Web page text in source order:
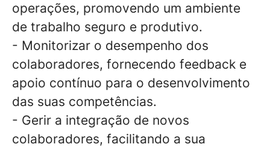
operações, promovendo um ambiente
de trabalho seguro e produtivo.
- Monitorizar o desempenho dos
colaboradores, fornecendo feedback e
apoio contínuo para o desenvolvimento
das suas competências.
- Gerir a integração de novos
colaboradores, facilitando a sua